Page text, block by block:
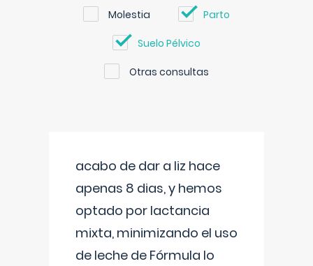
Molestia Parto
Suelo Pélvico
Otras consultas
acabo de dar a liz hace
apenas 8 dias, y hemos
optado por lactancia
mixta, minimizando el uso
de leche de Fórmula lo